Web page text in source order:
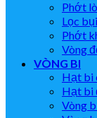
Phớt
Lọc bụi
Phớt
Vòng
VÒNG BI
Hạt bi
Hạt bi
Vòng